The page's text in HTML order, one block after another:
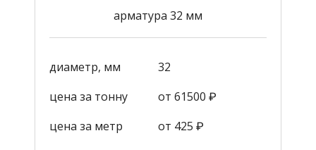
арматура 32 мм
диаметр, мм
32
цена за тонну
от 61500 ₽
цена за метр
от 425 ₽